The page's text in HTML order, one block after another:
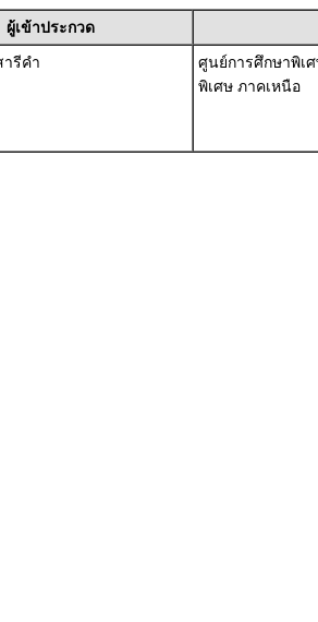
ผู้เข้าประกวด
รีคำ
ศูนย์การศึกษาพิเ
พิเศษ ภาคเหนือ